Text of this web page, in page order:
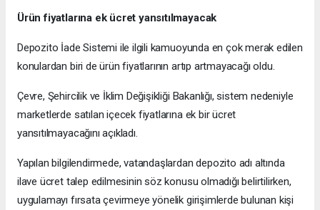
Ürün fiyatlarına ek ücret yansıtılmayacak
Depozito İade Sistemi ile ilgili kamuoyunda en çok merak edilen
konulardan biri de ürün fiyatlarının artıp artmayacağı oldu.
Çevre, Şehircilik ve İklim Değişikliği Bakanlığı, sistem nedeniyle
marketlerde satılan içecek fiyatlarına ek bir ücret
yansıtılmayacağını açıkladı.
Yapılan bilgilendirmede, vatandaşlardan depozito adı altında
ilave ücret talep edilmesinin söz konusu olmadığı belirtilirken,
uygulamayı fırsata çevirmeye yönelik girişimlerde bulunan kişi